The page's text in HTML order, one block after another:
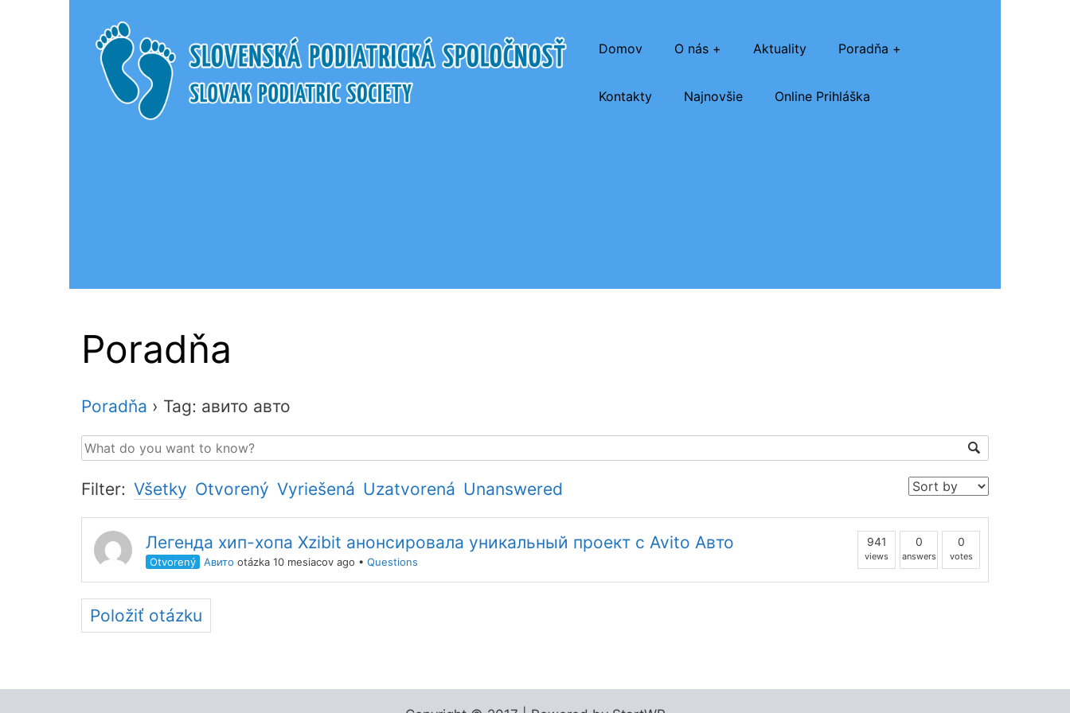
Domov O nás Aktuality Poradňa
Kontakty Najnovšie Online Prihláška
Poradňa
Poradňa › Tag: авито авто
Filter: Všetky Otvorený Vyriešená Uzatvorená Unanswered
Легенда хип-хопа Xzibit анонсировала уникальный проект с Avito Авто
Otvorený Авито otázka 10 mesiacov ago • Questions
941
views
0
answers
0
votes
Položiť otázku